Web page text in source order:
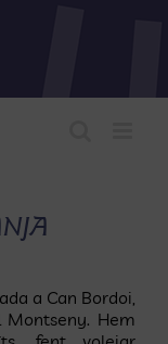
a Can Bordoi,
Hem